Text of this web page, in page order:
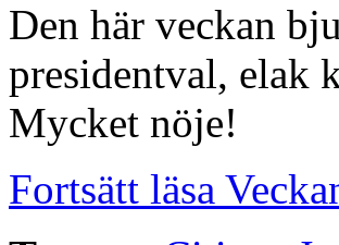
Den här veckan
presidentval, elak
Mycket nöje!
Fortsätt läsa